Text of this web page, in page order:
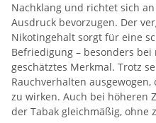
Nachklang und richtet sich
Ausdruck bevorzugen. Der
Nikotingehalt sorgt für eine
Befriedigung – besonders
geschätztes Merkmal. Trotz
Rauchverhalten
zu wirken. Auch bei höheren
der Tabak gleichmäßig, ohne